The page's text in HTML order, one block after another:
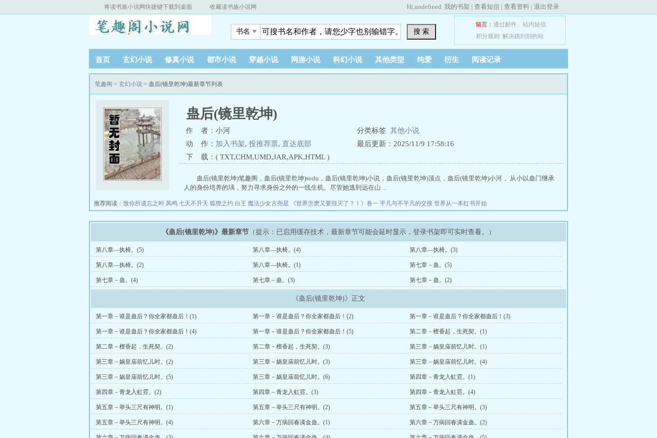
将读书族小说网快捷键下载到桌面 收藏读书族小说网 Hi,undefined 我的书架 | 查看短信 | 查看资料 | 退出登录
书名 搜 索
留言： 通过邮件、 站内短信
积分规则
解决跳到别的站
首页 玄幻小说 修真小说 都市小说 穿越小说 网游小说 科幻小说 其他类型 纯爱 衍生 阅读记录
笔趣阁 > 玄幻小说 > 蛊后(镜里乾坤)最新章节列表
蛊后(镜里乾坤)
作 者：小河 分类标签 其他小说
动 作： 加入书架, 投推荐票, 直达底部
最后更新：2025/11/9 17:58:16
下 载：( TXT,CHM,UMD,JAR,APK,HTML )
蛊后(镜里乾坤)笔趣阁，蛊后(镜里乾坤)sodu，蛊后(镜里乾坤)小说，蛊后(镜里乾坤)顶点，蛊后(镜里乾坤)小河， 从小以蛊门继承
人的身份培养的瑀，努力寻求身份之外的一线生机。尽管她逃到远在山 ...
推荐阅读： 致你所遗忘之时 凤鸣 七天不升天 狐狸之约 白王 魔法少女古尧星 《世界怎麽又要毁灭了？！》卷一 平凡与不平凡的交接 世界从一本红书开始
《蛊后(镜里乾坤)》最新章节 （提示：已启用缓存技术，最新章节可能会延时显示，登录书架即可实时查看。）
第八章—执椅。(5) 第八章—执椅。(4) 第八章—执椅。(3)
第八章—执椅。(2) 第八章—执椅。(1) 第七章－蛊。(5)
第七章－蛊。(4) 第七章－蛊。(3) 第七章－蛊。(2)
《蛊后(镜里乾坤)》正文
第一章－谁是蛊后？你全家都蛊后！(1) 第一章－谁是蛊后？你全家都蛊后！(2) 第一章－谁是蛊后？你全家都蛊后！(3)
第一章－谁是蛊后？你全家都蛊后！(4) 第一章－谁是蛊后？你全家都蛊后！(5) 第二章－檀香起，生死契。(1)
第二章－檀香起，生死契。(2) 第二章－檀香起，生死契。(3) 第三章－娲皇庙前忆儿时。(1)
第三章－娲皇庙前忆儿时。(2) 第三章－娲皇庙前忆儿时。(3) 第三章－娲皇庙前忆儿时。(4)
第三章－娲皇庙前忆儿时。(5) 第三章－娲皇庙前忆儿时。(6) 第四章－青龙入虹霓。(1)
第四章－青龙入虹霓。(2) 第四章－青龙入虹霓。(3) 第四章－青龙入虹霓。(4)
第五章－举头三尺有神明。(1) 第五章－举头三尺有神明。(2) 第五章－举头三尺有神明。(3)
第五章－举头三尺有神明。(4) 第六章－万病回春潢金蛊。(1) 第六章－万病回春潢金蛊。(2)